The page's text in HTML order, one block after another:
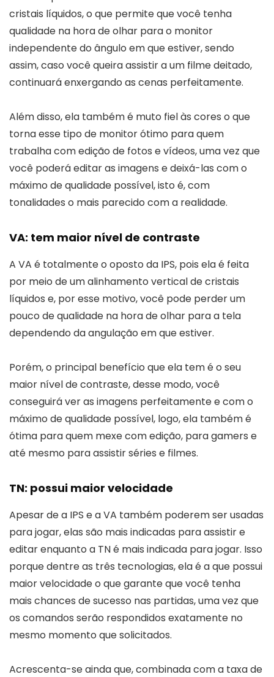
cristais líquidos, o que permite que você tenha
qualidade na hora de olhar para o monitor
independente do ângulo em que estiver, sendo
assim, caso você queira assistir a um filme deitado,
continuará enxergando as cenas perfeitamente.
Além disso, ela também é muto fiel às cores o que
torna esse tipo de monitor ótimo para quem
trabalha com edição de fotos e vídeos, uma vez que
você poderá editar as imagens e deixá-las com o
máximo de qualidade possível, isto é, com
tonalidades o mais parecido com a realidade.
VA: tem maior nível de contraste
A VA é totalmente o oposto da IPS, pois ela é feita
por meio de um alinhamento vertical de cristais
líquidos e, por esse motivo, você pode perder um
pouco de qualidade na hora de olhar para a tela
dependendo da angulação em que estiver.
Porém, o principal benefício que ela tem é o seu
maior nível de contraste, desse modo, você
conseguirá ver as imagens perfeitamente e com o
máximo de qualidade possível, logo, ela também é
ótima para quem mexe com edição, para gamers e
até mesmo para assistir séries e filmes.
TN: possui maior velocidade
Apesar de a IPS e a VA também poderem ser usadas
para jogar, elas são mais indicadas para assistir e
editar enquanto a TN é mais indicada para jogar. Isso
porque dentre as três tecnologias, ela é a que possui
maior velocidade o que garante que você tenha
mais chances de sucesso nas partidas, uma vez que
os comandos serão respondidos exatamente no
mesmo momento que solicitados.
Acrescenta-se ainda que, combinada com a taxa de